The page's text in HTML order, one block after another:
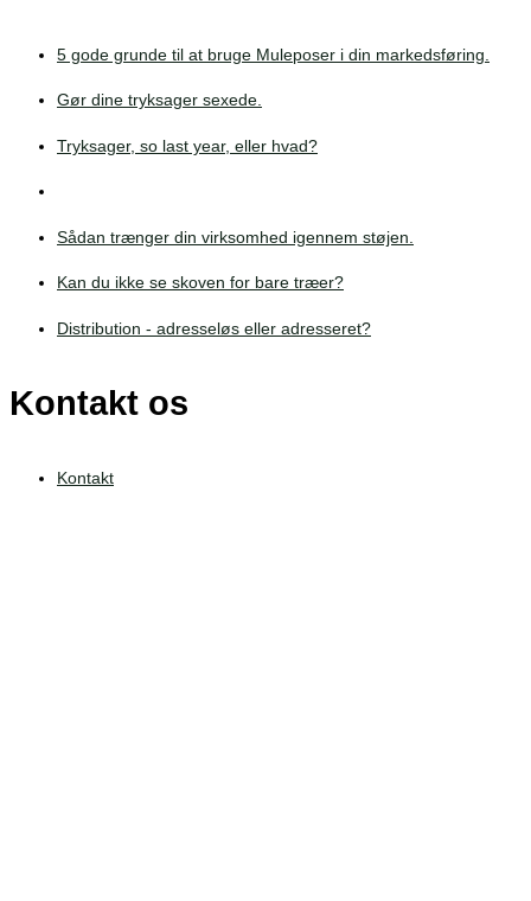
5 gode grunde til at bruge Muleposer i din markedsføring.
Gør dine tryksager sexede.
Tryksager, so last year, eller hvad?
Sådan trænger din virksomhed igennem støjen.
Kan du ikke se skoven for bare træer?
Distribution - adresseløs eller adresseret?
Kontakt os
Kontakt